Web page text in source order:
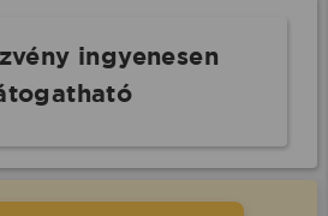
ingyenesen